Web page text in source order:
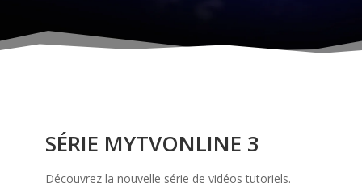
SÉRIE MYTVONLINE 3
Découvrez la nouvelle série de vidéos tutoriels.